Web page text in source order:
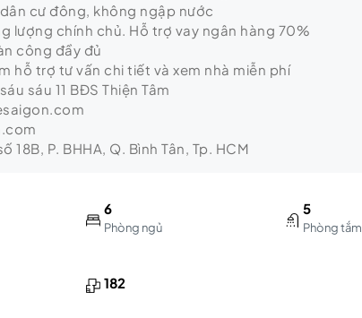
cư đông, không ngập nước
lượng chính chủ. Hỗ trợ vay ngân hàng 70%
công đầy đủ
hỗ trợ tư vấn chi tiết và xem nhà miễn phí
sáu 11 BĐS Thiện Tâm
18B, P. BHHA, Q. Bình Tân, Tp. HCM
6
Phòng ngủ
5
Phòng tắm
182